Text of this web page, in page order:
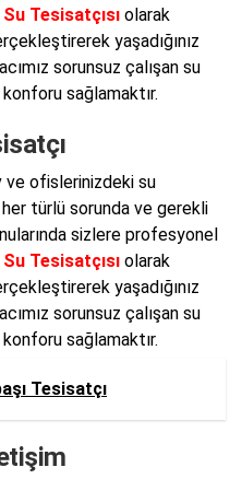
Tesisatçısı olarak
yaşadığınız
sorunsuz çalışan su
sağlamaktır.
ve ofislerinizdeki su
her türlü sorunda ve gerekli
sizlere profesyonel
Tesisatçısı olarak
yaşadığınız
sorunsuz çalışan su
sağlamaktır.
Tesisatçı